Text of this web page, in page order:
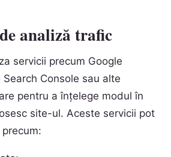
analiză trafic
servicii precum Google
Console sau alte
pentru a înțelege modul în
site-ul. Aceste servicii pot